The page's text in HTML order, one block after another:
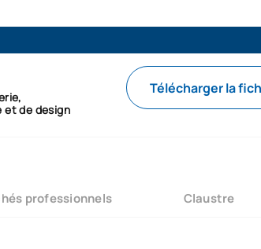
de design
Télécharger la
professionnels Claustre